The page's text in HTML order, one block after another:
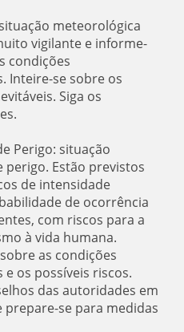
meteorológica
vigilante e informe-
condições
Inteire-se sobre os
Siga os
Perigo: situação
Estão previstos
de intensidade
de ocorrência
com riscos para a
à vida humana.
as condições
os possíveis riscos.
das autoridades em
se para medidas